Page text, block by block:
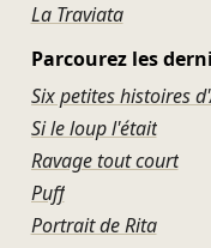
La Traviata
Parcourez les
Six petites histoires
Si le loup l'était
Ravage tout court
Puff
Portrait de Rita